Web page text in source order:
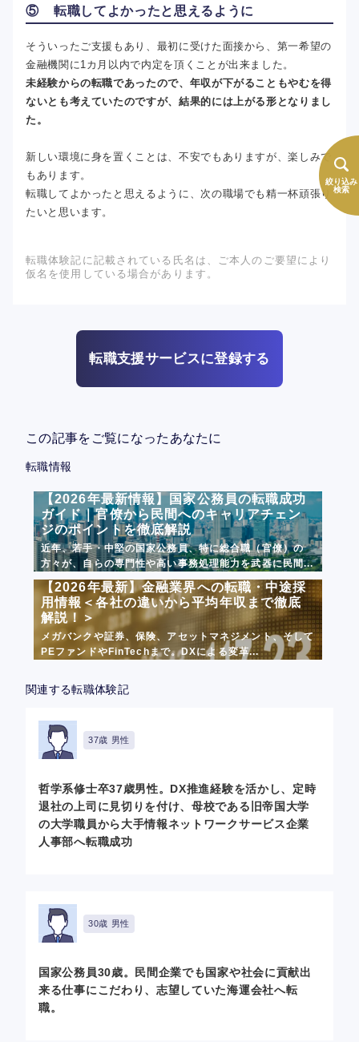
絞り込み
検索
⑤ 転職してよかったと思えるように
そういったご支援もあり、最初に受けた面接から、第一希望の
金融機関に1カ月以内で内定を頂くことが出来ました。
未経験からの転職であったので、年収が下がることもやむを得
ないとも考えていたのですが、結果的には上がる形となりまし
た。
新しい環境に身を置くことは、不安でもありますが、楽しみで
もあります。
転職してよかったと思えるように、次の職場でも精一杯頑張り
たいと思います。
転職体験記に記載されている氏名は、ご本人のご要望により
仮名を使用している場合があります。
転職支援サービスに登録する
この記事をご覧になったあなたに
転職情報
【2026年最新情報】国家公務員の転職成功
ガイド｜官僚から民間へのキャリアチェン
ジのポイントを徹底解説
近年、若手・中堅の国家公務員、特に総合職（官僚）の
方々が、自らの専門性や高い事務処理能力を武器に民間...
【2026年最新】金融業界への転職・中途採
用情報＜各社の違いから平均年収まで徹底
解説！＞
メガバンクや証券、保険、アセットマネジメント、そして
PEファンドやFinTechまで。DXによる変革...
関連する転職体験記
37歳 男性
哲学系修士卒37歳男性。DX推進経験を活かし、定時
退社の上司に見切りを付け、母校である旧帝国大学
の大学職員から大手情報ネットワークサービス企業
人事部へ転職成功
30歳 男性
国家公務員30歳。民間企業でも国家や社会に貢献出
来る仕事にこだわり、志望していた海運会社へ転
職。